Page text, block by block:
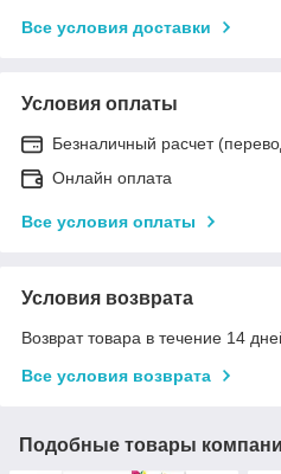
Все условия доставки
Условия оплаты
Безналичный расчет
Онлайн оплата
Все условия оплаты
Условия возврата
Возврат товара в течение 14
Все условия возврата
Подобные товары